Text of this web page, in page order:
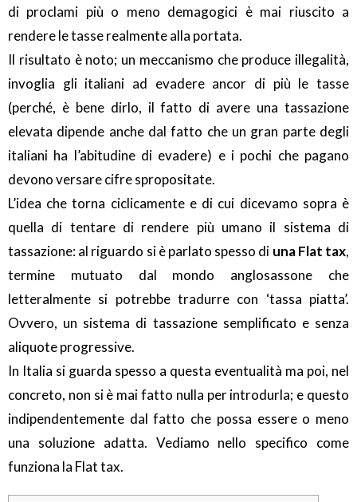
di proclami più o meno demagogici è mai riuscito a
rendere le tasse realmente alla portata.
Il risultato è noto; un meccanismo che produce illegalità,
invoglia gli italiani ad evadere ancor di più le tasse
(perché, è bene dirlo, il fatto di avere una tassazione
elevata dipende anche dal fatto che un gran parte degli
italiani ha l’abitudine di evadere) e i pochi che pagano
devono versare cifre spropositate.
L’idea che torna ciclicamente e di cui dicevamo sopra è
quella di tentare di rendere più umano il sistema di
tassazione: al riguardo si è parlato spesso di una Flat tax,
termine mutuato dal mondo anglosassone che
letteralmente si potrebbe tradurre con ‘tassa piatta’.
Ovvero, un sistema di tassazione semplificato e senza
aliquote progressive.
In Italia si guarda spesso a questa eventualità ma poi, nel
concreto, non si è mai fatto nulla per introdurla; e questo
indipendentemente dal fatto che possa essere o meno
una soluzione adatta. Vediamo nello specifico come
funziona la Flat tax.